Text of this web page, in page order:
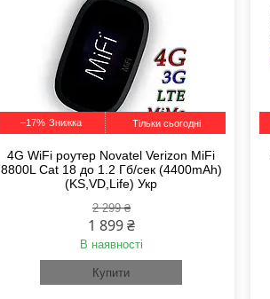
–17% Тільки сьогодні
4G WiFi роутер Novatel Verizon MiFi
8800L Cat 18 до 1.2 Гб/сек (4400mAh)
(KS,VD,Life) Укр
2 299 ₴
1 899 ₴
В наявності
Купити